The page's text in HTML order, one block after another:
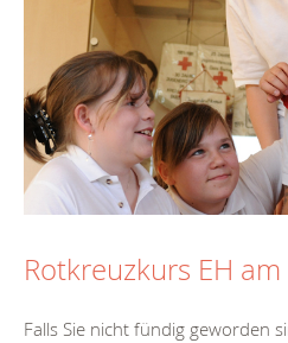
Rotkreuzkurs EH am
Falls Sie nicht fündig geworden